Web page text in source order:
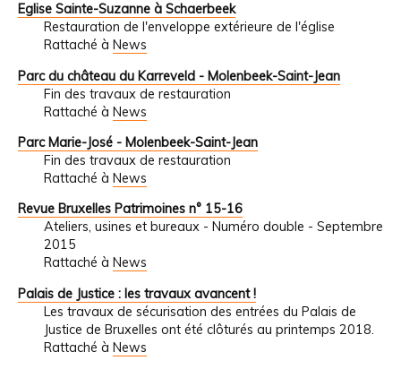
Eglise Sainte-Suzanne à Schaerbeek
Restauration de l'enveloppe extérieure de l'église
Rattaché à News
Parc du château du Karreveld - Molenbeek-Saint-Jean
Fin des travaux de restauration
Rattaché à News
Parc Marie-José - Molenbeek-Saint-Jean
Fin des travaux de restauration
Rattaché à News
Revue Bruxelles Patrimoines n° 15-16
Ateliers, usines et bureaux - Numéro double - Septembre
2015
Rattaché à News
Palais de Justice : les travaux avancent !
Les travaux de sécurisation des entrées du Palais de
Justice de Bruxelles ont été clôturés au printemps 2018.
Rattaché à News